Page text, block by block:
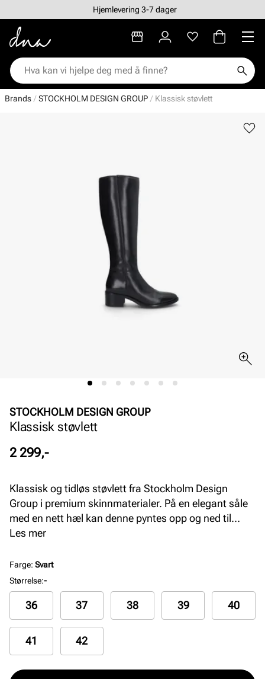
Hjemlevering 3-7 dager
Brands STOCKHOLM DESIGN GROUP Klassisk støvlett
STOCKHOLM DESIGN GROUP
Klassisk støvlett
Pris
2 299,-
Klassisk og tidløs støvlett fra Stockholm Design
Group i premium skinnmaterialer. På en elegant såle
med en nett hæl kan denne pyntes opp og ned til
både hverdag og fest. En tidløs klassiker med
Les mer
Farge: Svart
Størrelse:-
36 37 38 39 40
41 42